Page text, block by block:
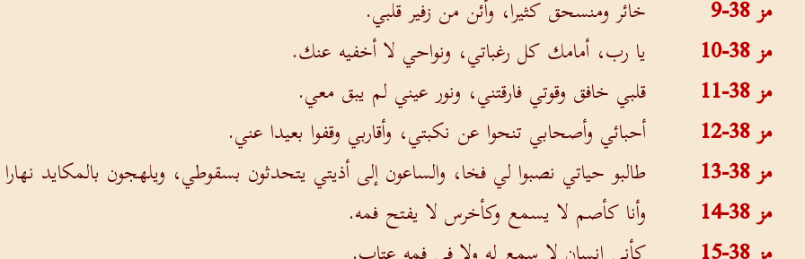
مز 38-9
خائر ومنسحق كثيرا، وأئن من زفير قلبي.
مز 38-10
يا رب، أمامك كل رغباتي، ونواحي لا أخفيه عنك.
مز 38-11
قلبي خافق وقوتي فارقتني، ونور عيني لم يبق معي.
مز 38-12
أحبائي وأصحابي تنحوا عن نكبتي، وأقاربي وقفوا بعيدا عني.
مز 38-13
طالبو حياتي نصبوا لي فخا، والساعون إلى أذيتي يتحدثون بسقوطي، ويلهجون بالمكايد نهارا
مز 38-14
وأنا كأصم لا يسمع وكأخرس لا يفتح فمه.